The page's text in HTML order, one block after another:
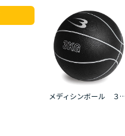
メディシンボール ３ｋｇ